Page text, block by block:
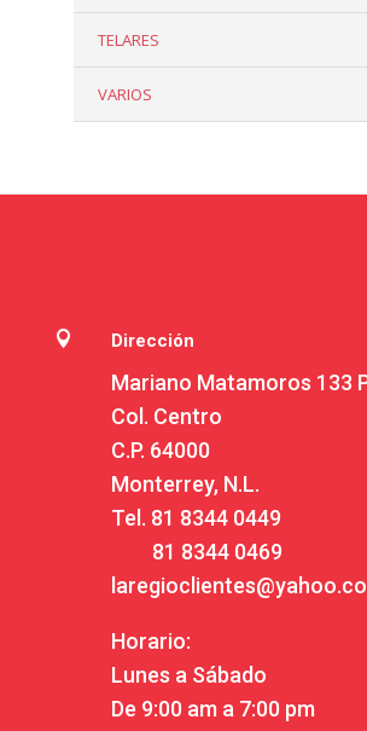
TELARES
VARIOS
 Dirección
Mariano Matamoros 133
Col. Centro
C.P. 64000
Monterrey, N.L.
Tel. 81 8344 0449
81 8344 0469
Horario:
Lunes a Sábado
De 9:00 am a 7:00 pm